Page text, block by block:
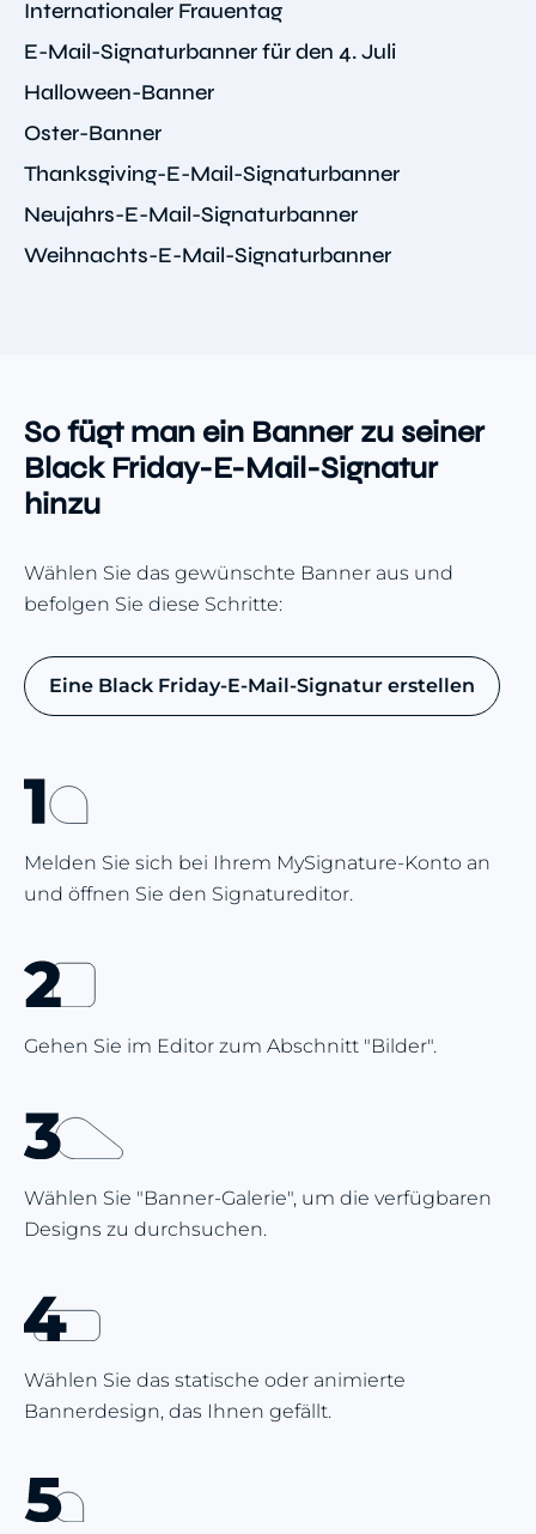
Internationaler Frauentag
E-Mail-Signaturbanner für den 4. Juli
Halloween-Banner
Oster-Banner
Thanksgiving-E-Mail-Signaturbanner
Neujahrs-E-Mail-Signaturbanner
Weihnachts-E-Mail-Signaturbanner
So fügt man ein Banner zu seiner
Black Friday-E-Mail-Signatur
hinzu
Wählen Sie das gewünschte Banner aus und
befolgen Sie diese Schritte:
Eine Black Friday-E-Mail-Signatur erstellen
Melden Sie sich bei Ihrem MySignature-Konto an
und öffnen Sie den Signatureditor.
Gehen Sie im Editor zum Abschnitt "Bilder".
Wählen Sie "Banner-Galerie", um die verfügbaren
Designs zu durchsuchen.
Wählen Sie das statische oder animierte
Bannerdesign, das Ihnen gefällt.